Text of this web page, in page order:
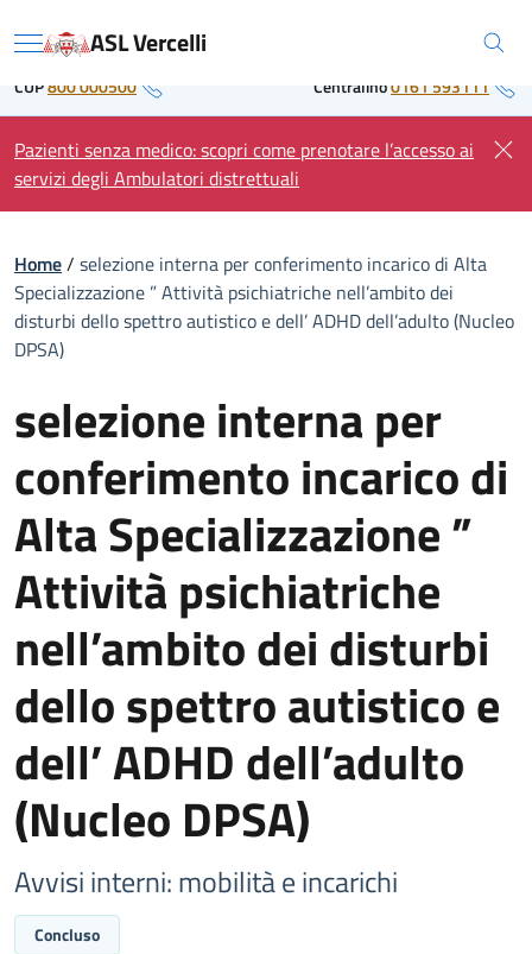
to Regione Piemonte
Menu ASL Vercelli
CUP800 000500 Centralino0161 593111
Pazienti senza medico: scopri come prenotare l’accesso ai
servizi degli Ambulatori distrettuali
Home/ selezione interna per conferimento incarico di Alta
Specializzazione ” Attività psichiatriche nell’ambito dei
disturbi dello spettro autistico e dell’ ADHD dell’adulto (Nucleo
DPSA)
selezione interna per
conferimento incarico di
Alta Specializzazione ”
Attività psichiatriche
nell’ambito dei disturbi
dello spettro autistico e
dell’ ADHD dell’adulto
(Nucleo DPSA)
Avvisi interni: mobilità e incarichi
Concluso